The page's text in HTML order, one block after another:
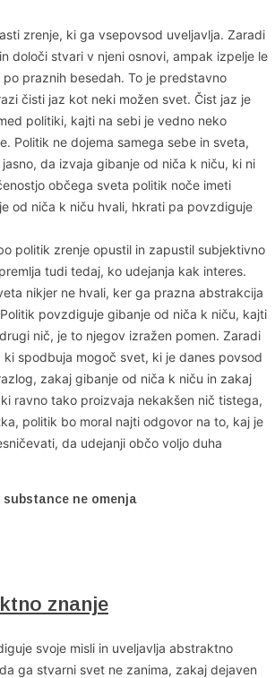
zrenje, ki ga vsepovsod uveljavlja. Zaradi
določi stvari v njeni osnovi, ampak izpelje le
praznih besedah. To je predstavno
čisti jaz kot neki možen svet. Čist jaz je
politiki, kajti na sebi je vedno neko
Politik ne dojema samega sebe in sveta,
da izvaja gibanje od niča k niču, ki ni
občega sveta politik noče imeti
od niča k niču hvali, hkrati pa povzdiguje
politik zrenje opustil in zapustil subjektivno
tudi tedaj, ko udejanja kak interes.
nikjer ne hvali, ker ga prazna abstrakcija
povzdiguje gibanje od niča k niču, kajti
nič, je to njegov izražen pomen. Zaradi
spodbuja mogoč svet, ki je danes povsod
zakaj gibanje od niča k niču in zakaj
ravno tako proizvaja nekakšen nič tistega,
politik bo moral najti odgovor na to, kaj je
da udejanji občo voljo duha
ne omenja
znanje
svoje misli in uveljavlja abstraktno
ga stvarni svet ne zanima, zakaj dejaven